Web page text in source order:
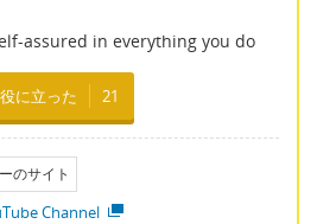
assured in everything you do
役に立った 21
のサイト
Channel